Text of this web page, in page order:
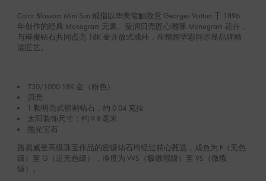
Color Blossom Mini Sun 戒指以华美笔触致意 Georges Vuitton 于 1896
年创作的经典 Monogram 元素。莹润贝壳匠心雕琢 Monogram 花卉，
与璀璨钻石共同点亮 18K 金开放式戒环，在熠熠华彩间尽显品牌精
湛匠艺。
750/1000 18K 金（粉色）
贝壳
1 颗明亮式切割钻石，约 0.04 克拉
太阳装饰尺寸：约 9.8 毫米
抛光宝石
路易威登高级珠宝作品的密镶钻石均经过精心甄选，成色为 F（无色
级‌）至 G（近无色级），净度为 VVS（极微瑕级）至 VS（微瑕
级）。